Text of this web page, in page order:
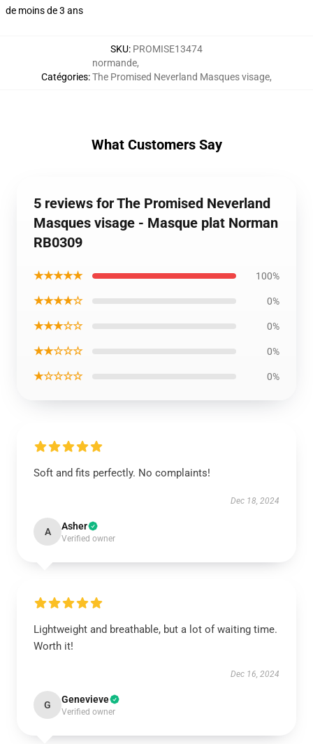
de moins de 3 ans
SKU: PROMISE13474
Catégories:
normande,
The Promised Neverland Masques visage,
What Customers Say
5 reviews for The Promised Neverland
Masques visage - Masque plat Norman
RB0309
★★★★★ 100%
★★★★☆ 0%
★★★☆☆ 0%
★★☆☆☆ 0%
★☆☆☆☆ 0%
Soft and fits perfectly. No complaints!
Dec 18, 2024
A Asher
Verified owner
Lightweight and breathable, but a lot of waiting time.
Worth it!
Dec 16, 2024
G Genevieve
Verified owner